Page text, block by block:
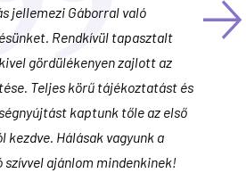
jellemezi Gáborral való
Rendkívül tapasztalt
gördülékenyen zajlott az
Teljes körű tájékoztatást és
kaptunk tőle az első
kezdve. Hálásak vagyunk a
ajánlom mindenkinek!